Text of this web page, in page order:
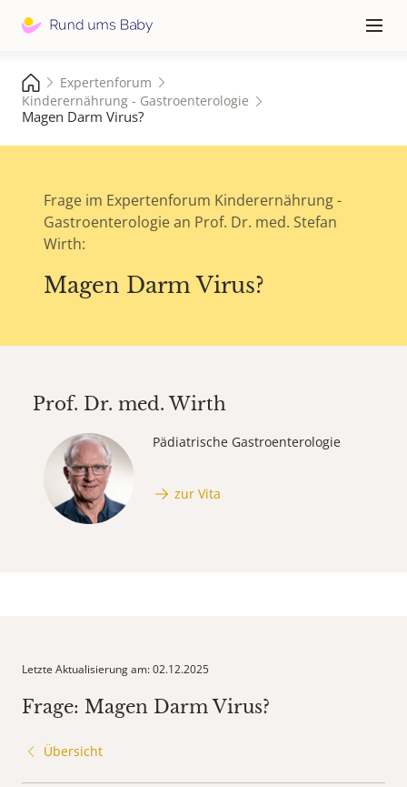
≡
Expertenforum
Kinderernährung - Gastroenterologie
Magen Darm Virus?
Frage im Expertenforum Kinderernährung -
Gastroenterologie an Prof. Dr. med. Stefan
Wirth:
Magen Darm Virus?
Prof. Dr. med.Wirth
Pädiatrische Gastroenterologie
zur Vita
Letzte Aktualisierung am: 02.12.2025
Frage: Magen Darm Virus?
Übersicht